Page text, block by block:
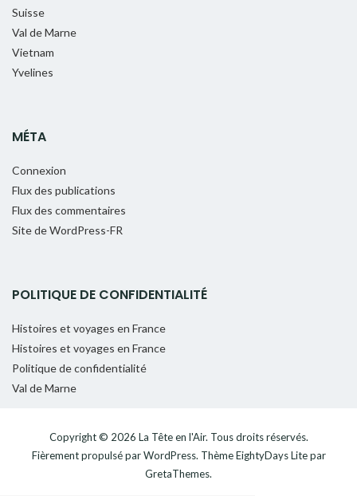
Suisse
Val de Marne
Vietnam
Yvelines
MÉTA
Connexion
Flux des publications
Flux des commentaires
Site de WordPress-FR
POLITIQUE DE CONFIDENTIALITÉ
Histoires et voyages en France
Histoires et voyages en France
Politique de confidentialité
Val de Marne
Copyright © 2026 La Tête en l'Air. Tous droits réservés.
Fièrement propulsé parWordPress. ThèmeEightyDays Litepar
GretaThemes.